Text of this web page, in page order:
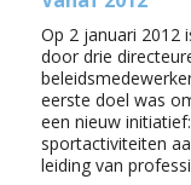
Op 2 januari 2012
door drie
eerste doel was
een nieuw
sportactiviteiten
leiding van